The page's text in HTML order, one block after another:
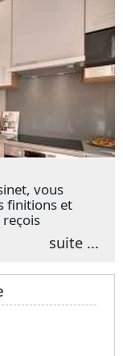
vous
finitions et
projet et
plus
suite ...